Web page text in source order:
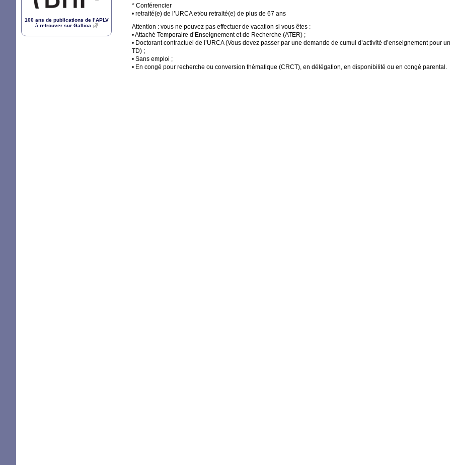
* Conférencier
• retraité(e) de l’URCAet/ou retraité(e) de plus de 67 ans
Attention : vous ne pouvez pas effectuer de vacation si vous êtes :
• Attaché Temporaire d’Enseignement et de Recherche (ATER) ;
• Doctorant contractuel de l’URCA(Vous devez passer par une demande de cumul d’activité d’enseignement pour
TD) ;
• Sans emploi ;
• En congé pour recherche ou conversion thématique (CRCT), en délégation, en disponibilité ou en congé parental.
100 ans de publications de l’APLV
à retrouver sur Gallica